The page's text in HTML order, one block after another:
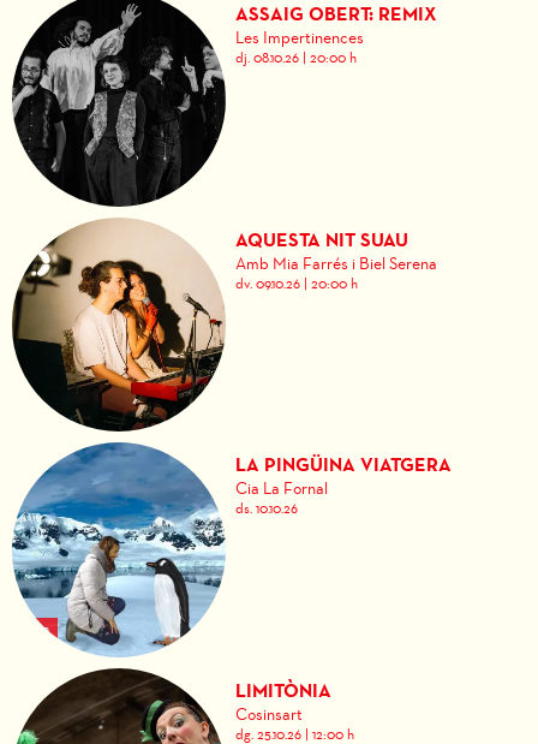
ASSAIG OBERT: REMIX
Les Impertinences
dj. 08.10.26 |20:00 h
AQUESTA NIT SUAU
Amb Mia Farrés i Biel Serena
dv. 09.10.26 |20:00 h
LA PINGÜINA VIATGERA
Cia La Fornal
ds. 10.10.26
LIMITÒNIA
Cosinsart
dg. 25.10.26 |12:00 h